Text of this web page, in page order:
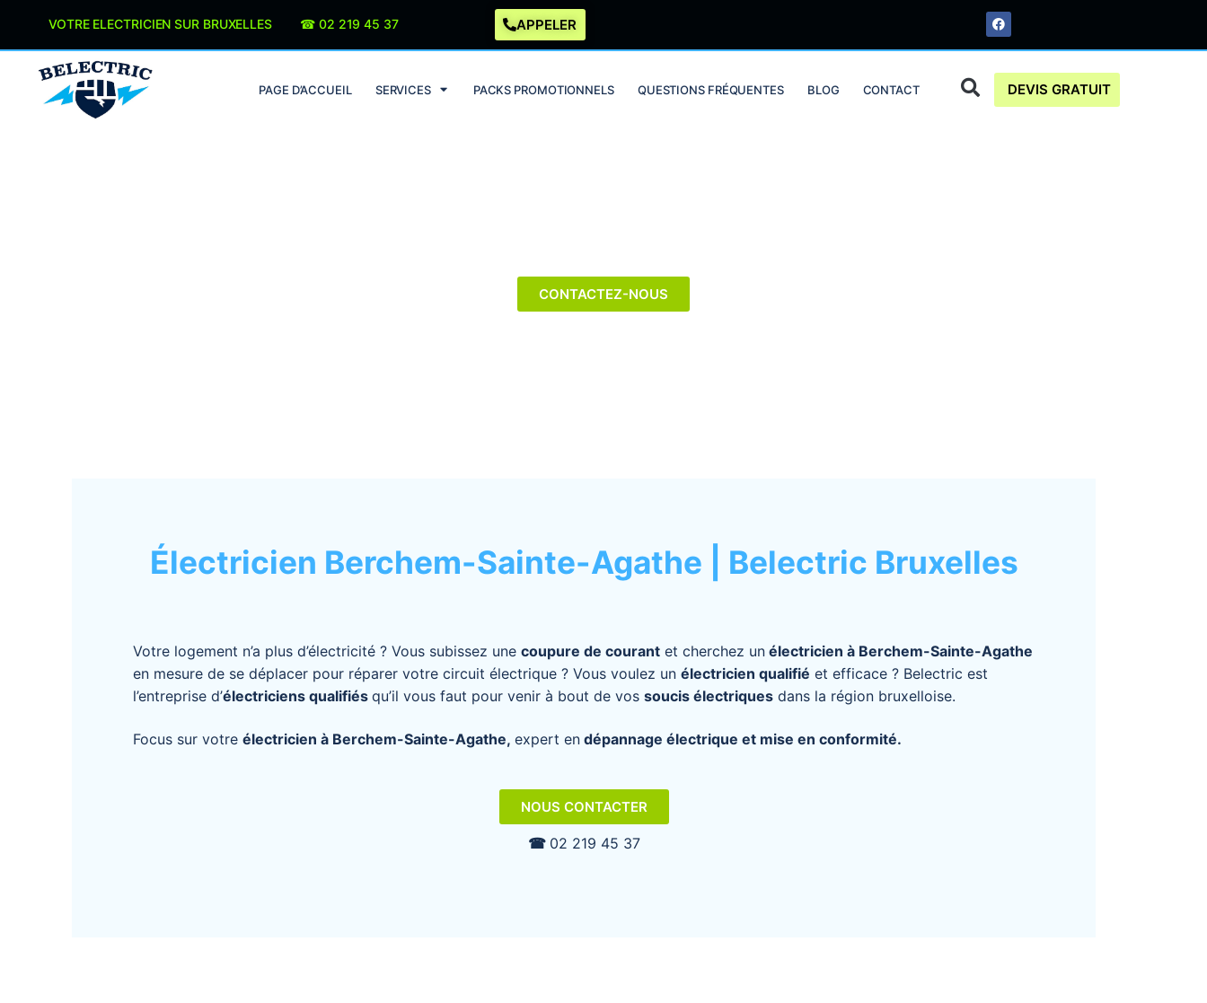
VOTRE ELECTRICIEN SUR BRUXELLES ☎︎ 02 219 45 37 APPELER
PAGE D’ACCUEIL SERVICES PACKS PROMOTIONNELS QUESTIONS FRÉQUENTES BLOG CONTACT DEVIS GRATUIT
CONTACTEZ-NOUS
Électricien Berchem-Sainte-Agathe | Belectric Bruxelles
Votre logement n’a plus d’électricité ? Vous subissez unecoupure de courant et cherchez un électricien à Berchem-Sainte-Agathe
en mesure de se déplacer pour réparer votre circuit électrique ? Vous voulez unélectricien qualifié et efficace ? Belectric est
l’entreprise d’électriciens qualifiésqu’il vous faut pour venir à bout de vossoucis électriques dans la région bruxelloise.
Focus sur votreélectricien à Berchem-Sainte-Agathe,expert en dépannage électrique et mise en conformité.
NOUS CONTACTER
☎︎ 02 219 45 37